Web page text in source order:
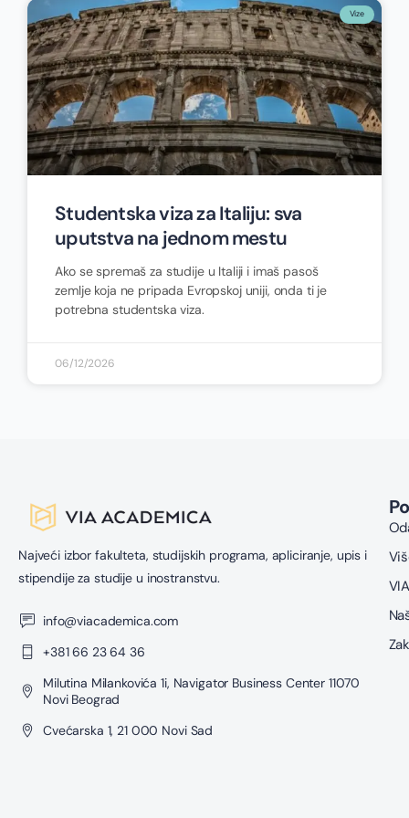
Vize
Studentska viza za Italiju: sva
uputstva na jednom mestu
Ako se spremaš za studije u Italiji i imaš pasoš
zemlje koja ne pripada Evropskoj uniji, onda ti je
potrebna studentska viza.
06/12/2026
Najveći izbor fakulteta, studijskih programa, apliciranje, upis i
stipendije za studije u inostranstvu.
info@viacademica.com
+381 66 23 64 36
Milutina Milankovića 1i, Navigator Business Center 11070
Novi Beograd
Cvećarska 1, 21 000 Novi Sad